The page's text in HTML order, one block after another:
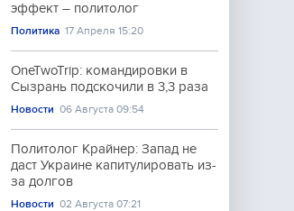
эффект – политолог
Политика 17 Апреля 15:20
OneTwoTrip: командировки в
Сызрань подскочили в 3,3 раза
Новости 06 Августа 09:54
Политолог Крайнер: Запад не
даст Украине капитулировать из-
за долгов
Новости 02 Августа 07:21